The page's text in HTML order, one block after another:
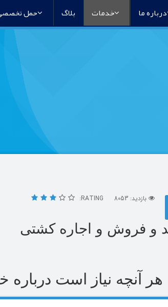
درباره ما خدمات بلاگ حمل تخصصی
بازدید: 8053 RATING:
و فروش و اجاره کشتی
هر آنچه نیاز است